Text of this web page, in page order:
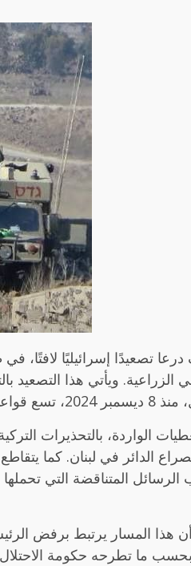
تصعيدًا إسرائيليًا
الزراعية. ويأتي هذا
المنطقة.
الواردة، بالتحذيرات
الدائر في لبنان. كما
المتناقضة التي
هذا المسار يرتبط برفض